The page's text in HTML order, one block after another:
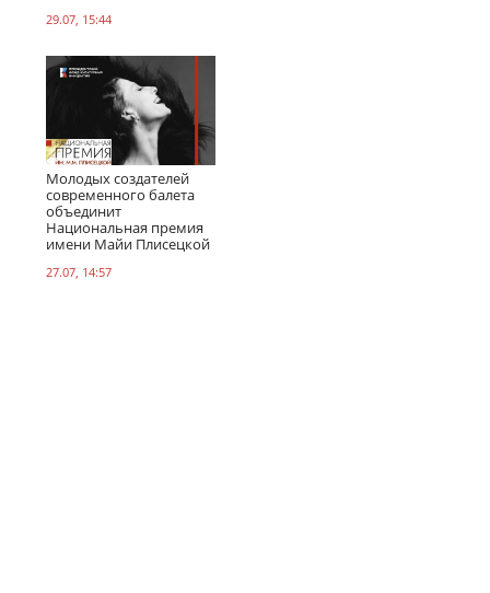
29.07, 15:44
Молодых создателей
современного балета
объединит
Национальная премия
имени Майи Плисецкой
27.07, 14:57